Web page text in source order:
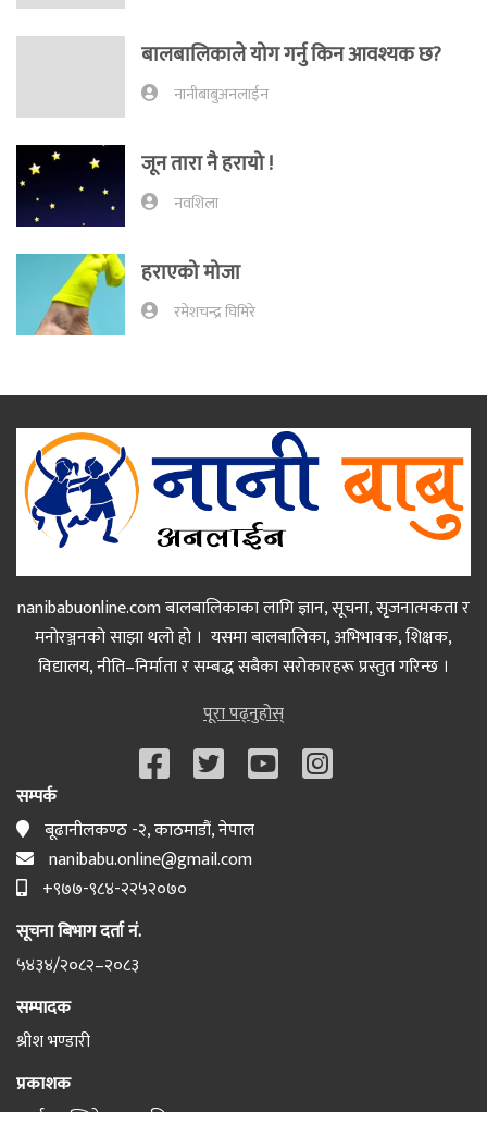
बालबालिकाले योग गर्नु किन आवश्यक छ?
नानीबाबुअनलाईन
जून तारा नै हरायो !
नवशिला
हराएको मोजा
रमेशचन्द्र घिमिरे
nanibabuonline.com बालबालिकाका लागि ज्ञान, सूचना, सृजनात्मकता र
मनोरञ्जनको साझा थलो हो । यसमा बालबालिका, अभिभावक, शिक्षक,
विद्यालय, नीति–निर्माता र सम्बद्ध सबैका सरोकारहरू प्रस्तुत गरिन्छ ।
पूरा पढ्नुहोस्
सम्पर्क
बूढानीलकण्ठ -२, काठमाडौं, नेपाल
nanibabu.online@gmail.com
+९७७-९८४-२२५२०७०
सूचना बिभाग दर्ता नं.
५४३४/२०८२–२०८३
सम्पादक
श्रीश भण्डारी
प्रकाशक
इटर्नल पब्लिकेसन प्रा लि